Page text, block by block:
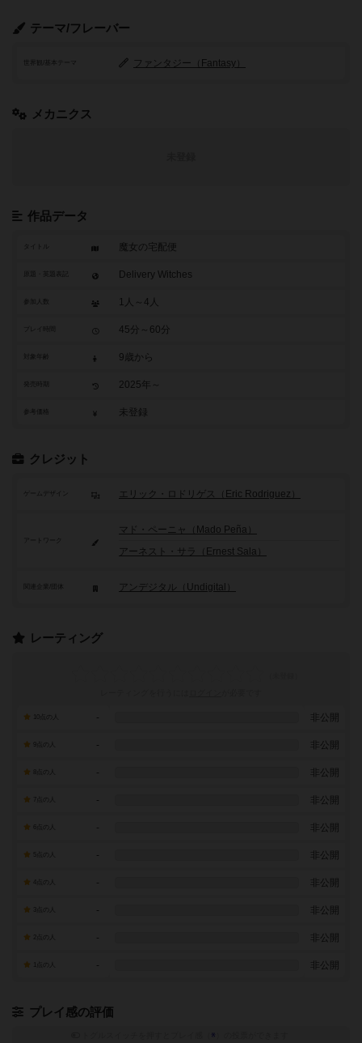
テーマ/フレーバー
世界観/基本テーマ ファンタジー（Fantasy）
メカニクス
作品データ
タイトル 魔女の宅配便
Delivery Witches
参加人数 1人～4人
45分～60分
9歳から
2025年～
参考価格 未登録
クレジット
ゲームデザイン エリック・ロドリゲス（Eric Rodriguez）
アートワーク
マド・ペーニャ（Mado Peña）
アーネスト・サラ（Ernest Sala）
アンデジタル（Undigital）
レーティング
- 非公開
- 非公開
- 非公開
7点の人 - 非公開
- 非公開
- 非公開
- 非公開
- 非公開
- 非公開
- 非公開
プレイ感の評価
※